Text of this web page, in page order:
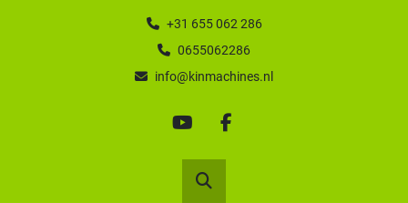
+31 655 062 286
0655062286
info@kinmachines.nl
youtubefacebook
Zoek